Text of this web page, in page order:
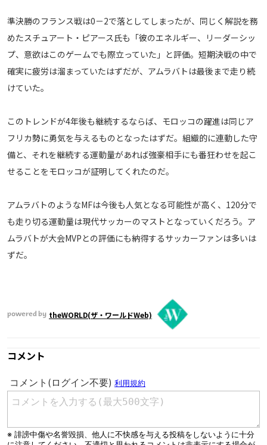
運営会社
ご利用にあたって
プライバシーポリシー
お問い合わせ
© AbemaTV. Inc. All Rights Reserved.
準決勝のフランス戦は0－2で落としてしまったが、同じく解説を務
めたスチュアート・ピアース氏も「彼のエネルギー、リーダーシッ
プ、意欲はこのゲームでも際立っていた」と評価。短期決戦の中で
確実に疲労は溜まっていたはずだが、アムラバトは最後まで走り続
けていた。
このトレンドが4年後も継続するならば、モロッコの躍進は同じア
フリカ勢に勇気を与えるものとなったはずだ。組織的に連動した守
備と、それを継続する運動量があれば強豪相手にも番狂わせを起こ
せることをモロッコが証明してくれたのだ。
アムラバトのようなMFは今後も人気となる可能性が高く、120分で
も走り切る運動量は現代サッカーのマストとなっていくだろう。ア
ムラバトが大会MVPとの評価にも納得するサッカーファンは多いは
ずだ。
powered by theWORLD(ザ・ワールドWeb)
コメント